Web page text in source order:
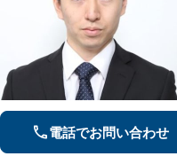
電話でお問い合わせ